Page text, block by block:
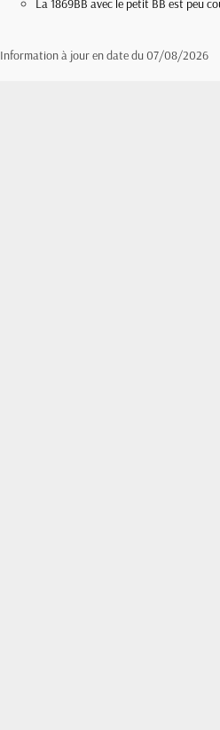
La 1869BB avec le petit BB est peu
Information à jour en date du 07/08/2026